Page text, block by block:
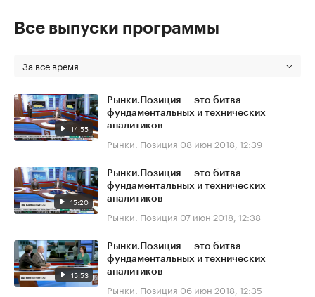
Все выпуски программы
За все время
14:55
Рынки.Позиция — это битва
фундаментальных и технических
аналитиков
Рынки. Позиция 08 июн 2018, 12:39
15:20
Рынки.Позиция — это битва
фундаментальных и технических
аналитиков
Рынки. Позиция 07 июн 2018, 12:38
15:53
Рынки.Позиция — это битва
фундаментальных и технических
аналитиков
Рынки. Позиция 06 июн 2018, 12:35